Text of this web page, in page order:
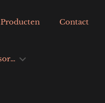
Producten Contact